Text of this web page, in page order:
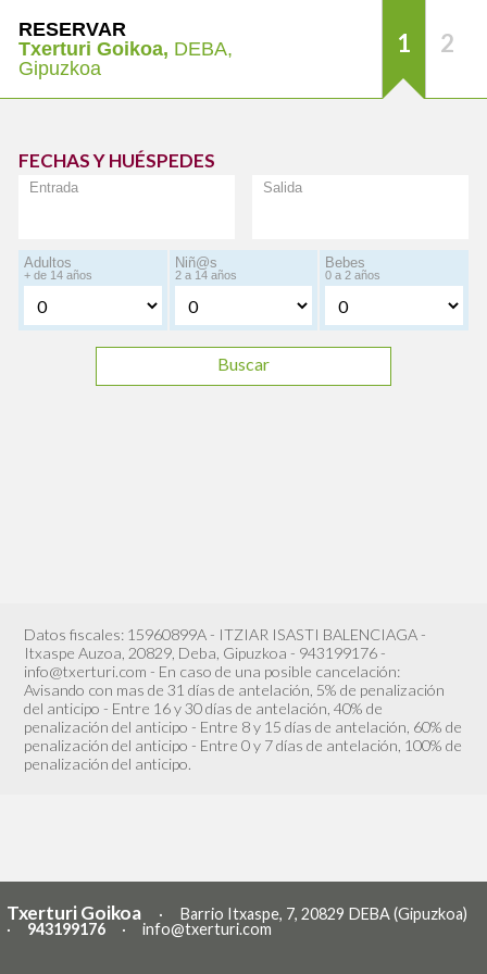
RESERVAR
Txerturi Goikoa, DEBA,
Gipuzkoa
1 2
FECHAS Y HUÉSPEDES
Entrada Salida
Adultos
+ de 14 años
Niñ@s
2 a 14 años
Bebes
0 a 2 años
Buscar
Datos fiscales: 15960899A - ITZIAR ISASTI BALENCIAGA -
Itxaspe Auzoa, 20829, Deba, Gipuzkoa - 943199176 -
info@txerturi.com - En caso de una posible cancelación:
Avisando con mas de 31 días de antelación, 5% de penalización
del anticipo - Entre 16 y 30 días de antelación, 40% de
penalización del anticipo - Entre 8 y 15 días de antelación, 60% de
penalización del anticipo - Entre 0 y 7 días de antelación, 100% de
penalización del anticipo.
Txerturi Goikoa· Barrio Itxaspe, 7, 20829 DEBA (Gipuzkoa)
· 943199176· info@txerturi.com